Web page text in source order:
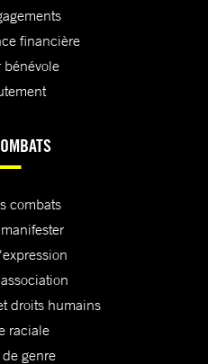
financière
bénévole
combats
droits humains
raciale
genre